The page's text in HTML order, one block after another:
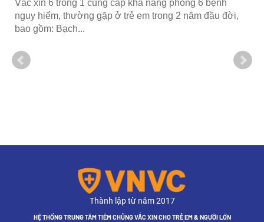
cấp khả năng phòng 6 bệnh
gặp ở trẻ em trong 2 năm đầu đời,
Thành lập từ năm 2017
HỆ THỐNG TRUNG TÂM TIÊM CHỦNG VẮC XIN CHO TRẺ EM & NGƯỜI LỚN